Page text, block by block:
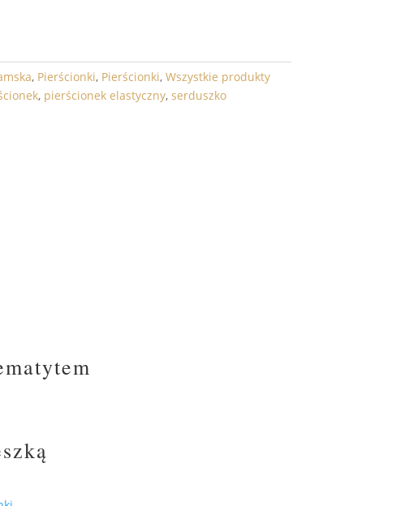
, Pierścionki, Pierścionki, Wszystkie produkty
, pierścionek elastyczny, serduszko